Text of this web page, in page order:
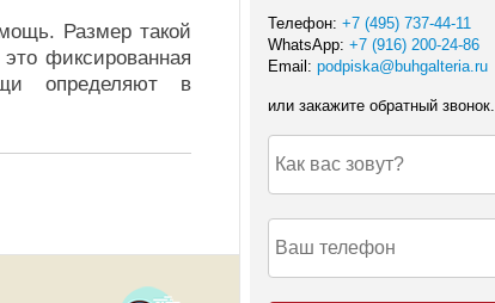
Размер такой
фиксированная
определяют в
Телефон: +7 (495) 737-44-11
WhatsApp: +7 (916) 200-24-86
Email: podpiska@buhgalteria.ru
или закажите обратный звонок.